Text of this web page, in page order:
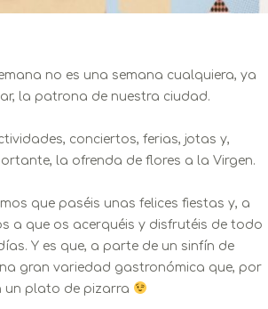
no es una semana cualquiera, ya
la patrona de nuestra ciudad.
conciertos, ferias, jotas y,
la ofrenda de flores a la Virgen.
que paséis unas felices fiestas y, a
a que os acerquéis y disfrutéis de todo
Y es que, a parte de un sinfín de
gran variedad gastronómica que, por
un plato de pizarra